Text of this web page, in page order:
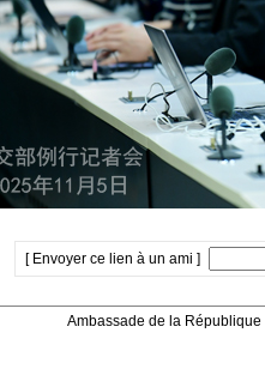
[ Envoyer ce lien à un ami ]
Ambassade de la